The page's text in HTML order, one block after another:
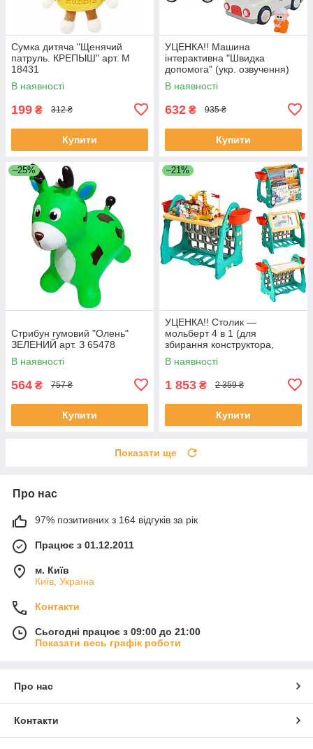
Сумка дитяча "Щенячий
патруль. КРЕПЫШ" арт. M
18431
В наявності
199 ₴ 312 ₴
Купити
УЦЕНКА!! Машина
інтерактивна "Швидка
допомога" (укр. озвучення)
арт. 46349
В наявності
632 ₴ 935 ₴
Купити
–25%
Стрибун гумовий "Олень"
ЗЕЛЕНИЙ арт. З 65478
В наявності
564 ₴ 757 ₴
Купити
–21%
УЦЕНКА!! Столик —
мольберт 4 в 1 (для
збирання конструктора,
малювання, книжкова
полиця) арт. S 075
В наявності
1 853 ₴ 2 359 ₴
Купити
Показати ще
Про нас
97% позитивних з 164 відгуків за рік
Працює з 01.12.2011
м. Київ
Київ, Україна
Контакти
Сьогодні працює з 09:00 до 21:00
Показати весь графік роботи
Про нас
Контакти